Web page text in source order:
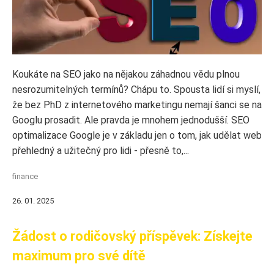
Koukáte na SEO jako na nějakou záhadnou vědu plnou
nesrozumitelných termínů? Chápu to. Spousta lidí si myslí,
že bez PhD z internetového marketingu nemají šanci se na
Googlu prosadit. Ale pravda je mnohem jednodušší. SEO
optimalizace Google je v základu jen o tom, jak udělat web
přehledný a užitečný pro lidi - přesně to,...
finance
26. 01. 2025
Žádost o rodičovský příspěvek: Získejte
maximum pro své dítě